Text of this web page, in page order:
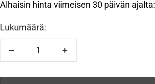
Alhaisin hinta viimeisen 30 päivän ajalta:
Lukumäärä: